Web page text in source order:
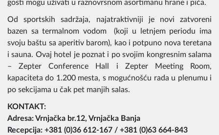
gosti mogu uživati u raznovrsnom asortimanu hrane i pića.
Od sportskih sadržaja, najatraktivniji je novi zatvoreni
bazen sa termalnom vodom (koji u letnjem periodu ima
svoju baštu sa aperitiv barom), kao i potpuno nova teretana
i sauna. Ovaj hotel je poznat i po svojim kongresnim salama
– Zepter Conference Hall i Zepter Meeting Room,
kapaciteta do 1.200 mesta, s mogućnošću rada u plenumu i
po sekcijama u čak pet manjih salas.
KONTAKT:
Adresa: Vrnjačka br.12, Vrnjačka Banja
Recepcija: +381 (0)36 612-167 / +381 (0)63 664-843